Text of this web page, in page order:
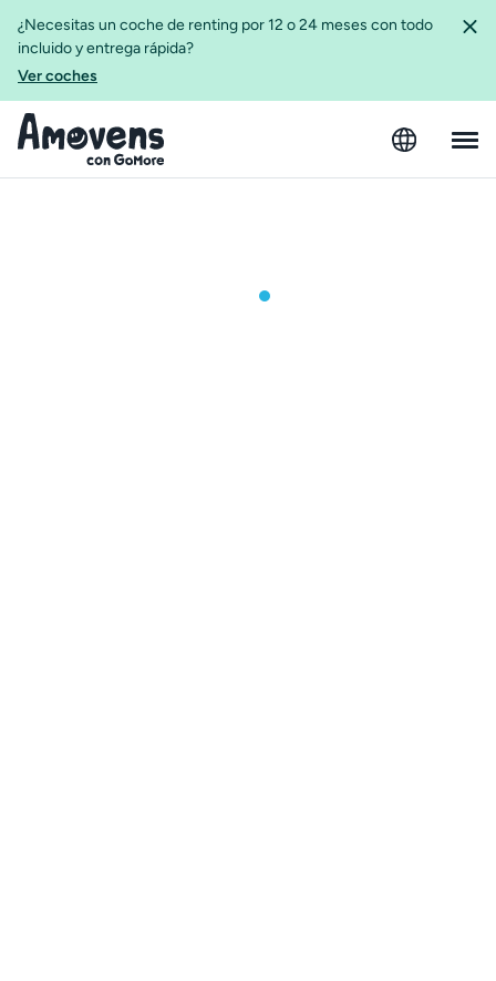
¿Necesitas un coche de renting por 12 o 24 meses con todo
incluido y entrega rápida?
Ver coches